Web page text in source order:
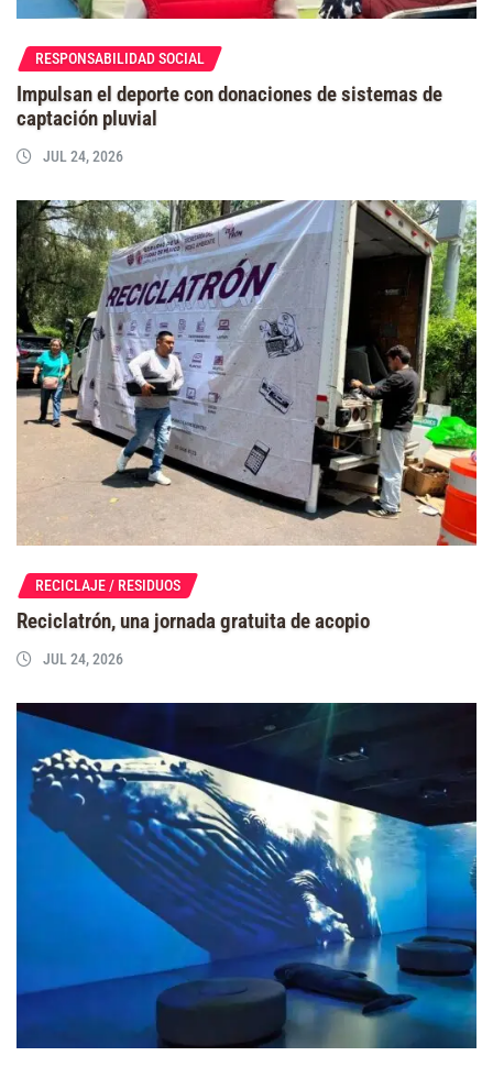
RESPONSABILIDAD SOCIAL
Impulsan el deporte con donaciones de sistemas de
captación pluvial
JUL 24, 2026
RECICLAJE / RESIDUOS
Reciclatrón, una jornada gratuita de acopio
JUL 24, 2026